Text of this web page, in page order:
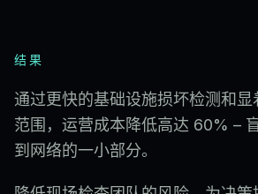
结果
通过更快的基础设施损坏检测和
范围，运营成本降低高达 60% –
到网络的一小部分。